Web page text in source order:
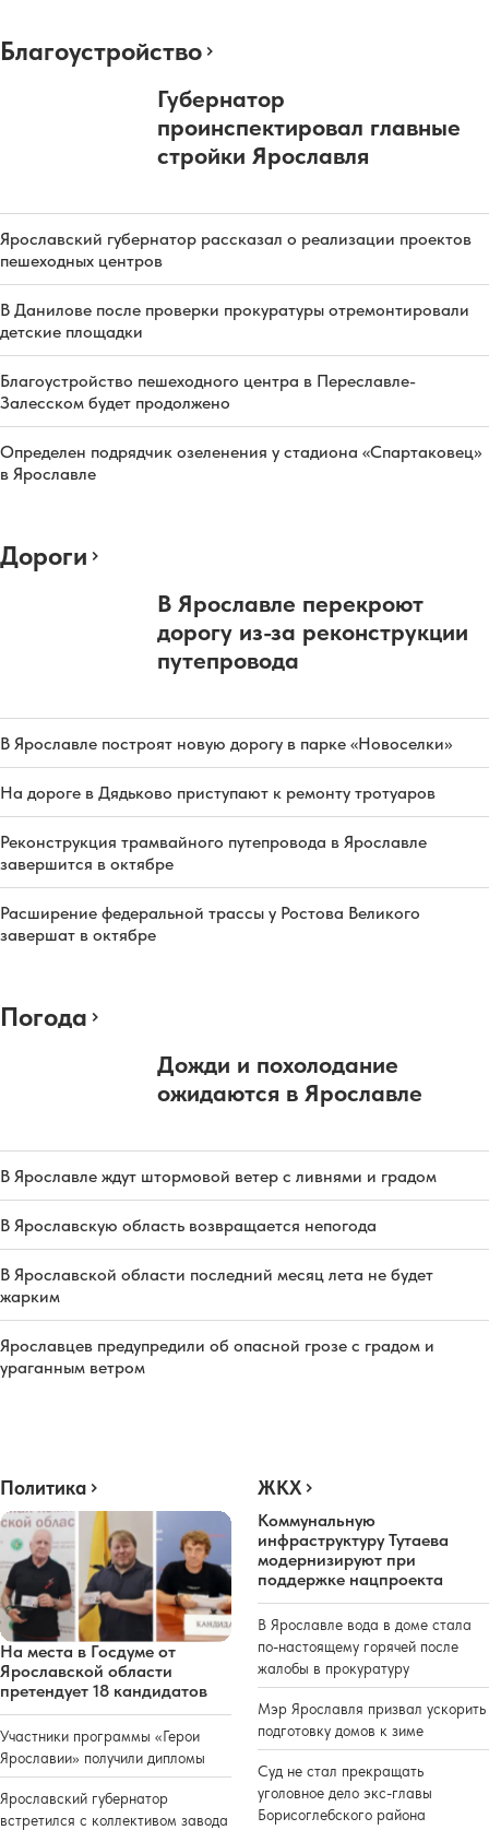
Благоустройство
Губернатор
проинспектировал главные
стройки Ярославля
Ярославский губернатор рассказал о реализации проектов
пешеходных центров
В Данилове после проверки прокуратуры отремонтировали
детские площадки
Благоустройство пешеходного центра в Переславле-
Залесском будет продолжено
Определен подрядчик озеленения у стадиона «Спартаковец»
в Ярославле
Дороги
В Ярославле перекроют
дорогу из-за реконструкции
путепровода
В Ярославле построят новую дорогу в парке «Новоселки»
На дороге в Дядьково приступают к ремонту тротуаров
Реконструкция трамвайного путепровода в Ярославле
завершится в октябре
Расширение федеральной трассы у Ростова Великого
завершат в октябре
Погода
Дожди и похолодание
ожидаются в Ярославле
В Ярославле ждут штормовой ветер с ливнями и градом
В Ярославскую область возвращается непогода
В Ярославской области последний месяц лета не будет
жарким
Ярославцев предупредили об опасной грозе с градом и
ураганным ветром
Политика
На места в Госдуме от
Ярославской области
претендует 18 кандидатов
Участники программы «Герои
Ярославии» получили дипломы
Ярославский губернатор
встретился с коллективом завода
ЖКХ
Коммунальную
инфраструктуру Тутаева
модернизируют при
поддержке нацпроекта
В Ярославле вода в доме стала
по-настоящему горячей после
жалобы в прокуратуру
Мэр Ярославля призвал ускорить
подготовку домов к зиме
Суд не стал прекращать
уголовное дело экс-главы
Борисоглебского района